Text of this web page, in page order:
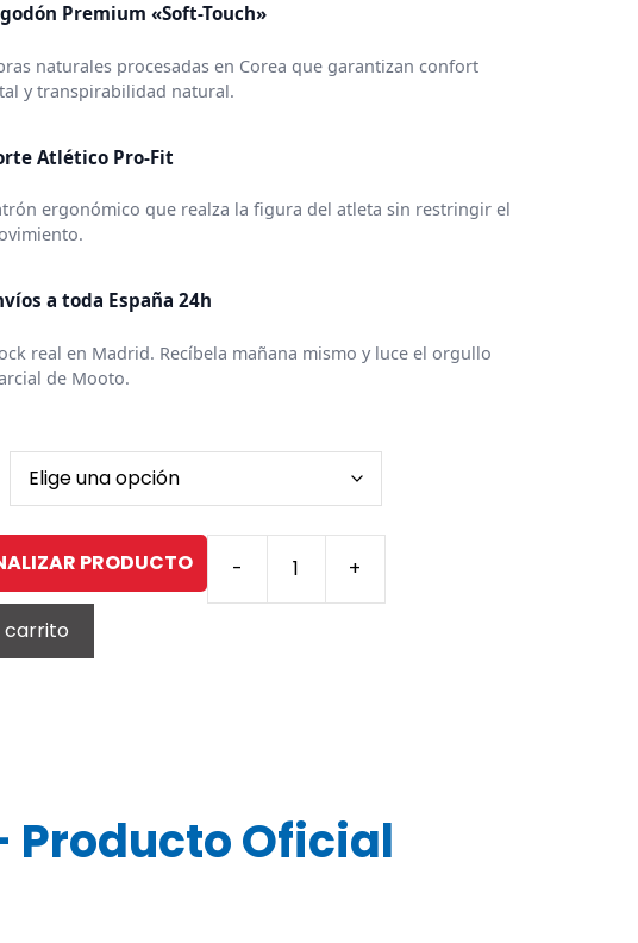
Premium «Soft-Touch»
naturales procesadas en Corea que garantizan confort
y transpirabilidad natural.
Atlético Pro-Fit
ergonómico que realza la figura del atleta sin restringir el
a toda España 24h
real en Madrid. Recíbela mañana mismo y luce el orgullo
de Mooto.
PRODUCTO -
Camiseta
Oversize
+
carrito
Producto Oficial